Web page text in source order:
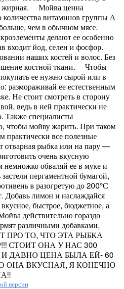
жирная. Мойва ценна
витаминов группы А
чем в обычном мясе.
делают ее особенно
входит йод, селен и фосфор.
наших костей и волос. Без
костной ткани. Чтобы
ее нужно сырой или в
размораживай ее естественным
Не стоит смотреть в сторону
ведь в ней практически не
Также специалисты
чтобы мойву жарить. При таком
практически все полезные
рыбка или на пару —
очень вкусную
обваляй ее в муке и
пергаментной бумагой,
в разогретую до 200°С
Добавь лимон и наслаждайся
быстрое, бюджетное, а
действительно гораздо
различными добавками,
ПРО ТО, ЧТО ЭТА РЫБКА
СТОИТ ОНА У НАС 300
ДАВНО ЦЕНА БЫЛА ЕЙ- 60
ОНА ВКУСНАЯ, Я КОНЕЧНО
версии